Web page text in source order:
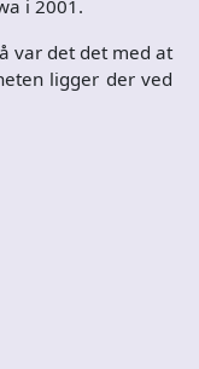
i 2001.
var det det med at
ligger der ved